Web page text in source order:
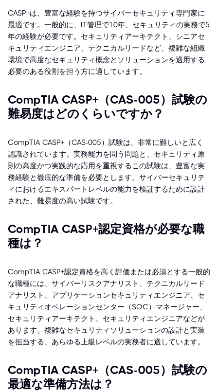
CASP+は、豊富な経験を持つサイバーセキュリティ専門家に
最適です。一般的に、IT管理で10年、セキュリティの実務で5
年の経験が必要です。セキュリティアーキテクト、シニアセ
キュリティエンジニア、テクニカルリードなど、複雑な組織
環境で高度なセキュリティ概念とソリューションを適用する
必要のある役割を担う方に適しています。
CompTIA CASP+（CAS-005）試験の
難易度はどのくらいですか？
CompTIA CASP+（CAS-005）試験は、非常に難しいと広く
認識されています。実務能力を問う問題と、セキュリティ原
則の高度かつ実践的な応用を重視するこの試験は、豊富な実
務経験と徹底的な準備を必要とします。サイバーセキュリテ
ィにおけるエキスパートレベルの能力を検証するために設計
された、難易度の高い試験です。
CompTIA CASP+認定資格が必要な職
種は？
CompTIA CASP+認定資格を高く評価または必須とする一般的
な職種には、サイバーリスクアナリスト、テクニカルリード
アナリスト、アプリケーションセキュリティエンジニア、セ
キュリティオペレーションセンター（SOC）マネージャー、
セキュリティアーキテクト、セキュリティエンジニアなどが
あります。複雑なセキュリティソリューションの設計と実装
を担当する、あらゆる上級レベルの実務者に適しています。
CompTIA CASP+（CAS-005）試験の
最適な準備方法は？